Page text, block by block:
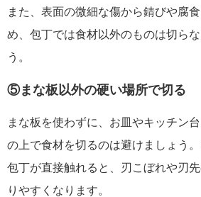
また、表面の微細な傷から錆びや腐
め、包丁では食材以外のものは切ら
う。
⑤まな板以外の硬い場所で切る
まな板を使わずに、お皿やキッチン
の上で食材を切るのは避けましょう
包丁が直接触れると、刃こぼれや刃
りやすくなります。